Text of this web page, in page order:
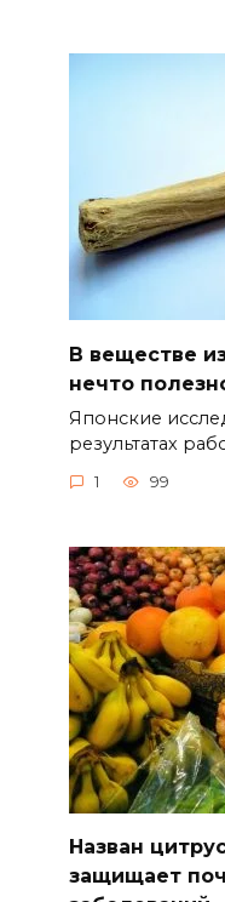
В веществе
нечто
Японские
результатах
1 99
Назван
защищает